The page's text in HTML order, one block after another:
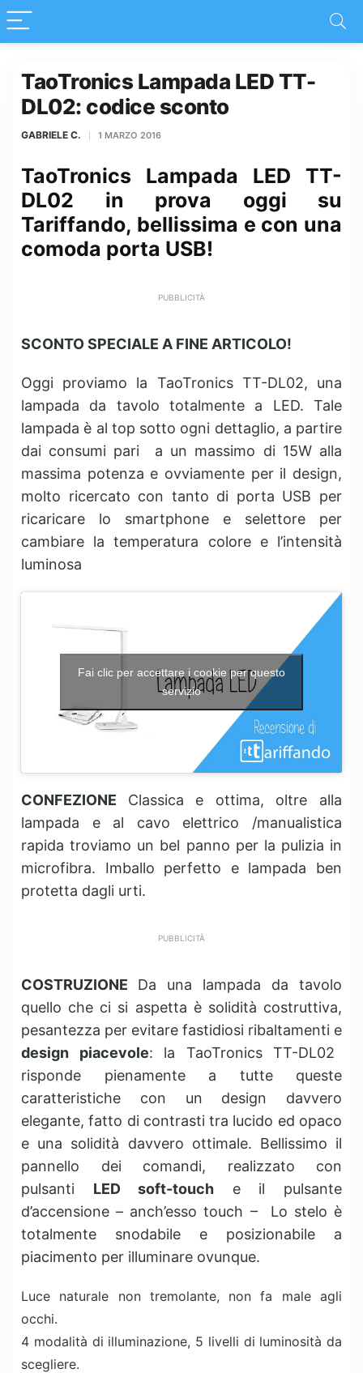
TaoTronics Lampada LED TT-
DL02: codice sconto
GABRIELE C. 1 MARZO 2016
TaoTronics Lampada LED TT-
DL02 in prova oggi su
Tariffando, bellissima e con una
comoda porta USB!
PUBBLICITÀ
SCONTO SPECIALE A FINE ARTICOLO!
Oggi proviamo la TaoTronics TT-DL02, una
lampada da tavolo totalmente a LED. Tale
lampada è al top sotto ogni dettaglio, a partire
dai consumi pari a un massimo di 15W alla
massima potenza e ovviamente per il design,
molto ricercato con tanto di porta USB per
ricaricare lo smartphone e selettore per
cambiare la temperatura colore e l’intensità
luminosa
Fai clic per accettare i cookie per questo
servizio
CONFEZIONE Classica e ottima, oltre alla
lampada e al cavo elettrico /manualistica
rapida troviamo un bel panno per la pulizia in
microfibra. Imballo perfetto e lampada ben
protetta dagli urti.
PUBBLICITÀ
COSTRUZIONE Da una lampada da tavolo
quello che ci si aspetta è solidità costruttiva,
pesantezza per evitare fastidiosi ribaltamenti e
design piacevole: la TaoTronics TT-DL02
risponde pienamente a tutte queste
caratteristiche con un design davvero
elegante, fatto di contrasti tra lucido ed opaco
e una solidità davvero ottimale. Bellissimo il
pannello dei comandi, realizzato con
pulsanti LED soft-touch e il pulsante
d’accensione – anch’esso touch – Lo stelo è
totalmente snodabile e posizionabile a
piacimento per illuminare ovunque.
Luce naturale non tremolante, non fa male agli
occhi.
4 modalità di illuminazione, 5 livelli di luminosità da
scegliere.